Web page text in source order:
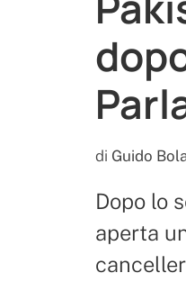
di Guido
Dopo lo
aperta